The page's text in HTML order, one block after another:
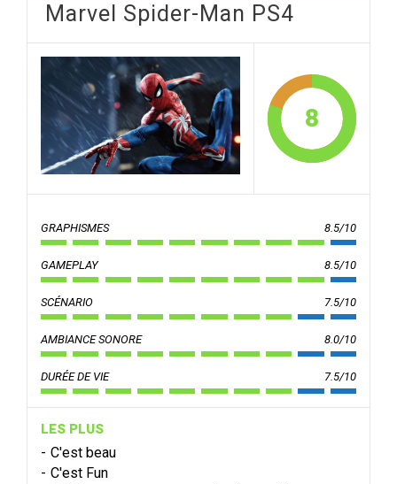
Marvel Spider-Man PS4
8
GRAPHISMES 8.5/10
GAMEPLAY 8.5/10
SCÉNARIO 7.5/10
AMBIANCE SONORE 8.0/10
DURÉE DE VIE 7.5/10
LES PLUS
C'est beau
C'est Fun